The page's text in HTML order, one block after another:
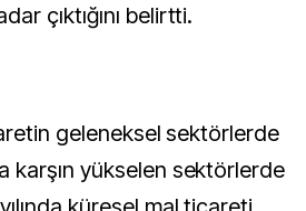
çıktığını belirtti.
geleneksel sektörlerde
karşın yükselen sektörlerde